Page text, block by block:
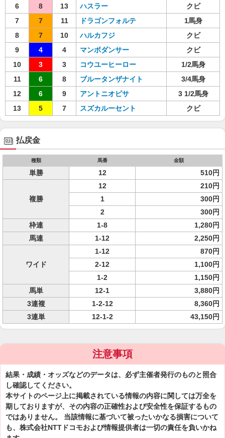
6
8 13 ハスラー
クビ
7
7 11 ドラゴンフォルテ
1馬身
8
7 10 ハルカフジ
クビ
9
4 4 マンボダンサー
クビ
10
3 3 コウユーヒーロー
1/2馬身
11
6 8 ブルータンザナイト
3/4馬身
12
6 9 アントニオピサ
3 1/2馬身
13
5 7 スズカルーセント クビ
払戻金
種類 馬番 金額
単勝 12 510円
複勝
12
210円
1
300円
2
300円
枠連
1-8
1,280円
馬連
1-12 2,250円
ワイド
1-12
870円
2-12
1,100円
1-2
1,150円
馬単
12-1
3,880円
3連複
1-2-12
8,360円
3連単
12-1-2 43,150円
注意事項
結果・成績・オッズなどのデータは、必ず主催者発行のものと照合
し確認してください。
本サイトのページ上に掲載されている情報の内容に関しては万全を
期しておりますが、その内容の正確性および安全性を保証するもの
ではありません。 当該情報に基づいて被ったいかなる損害について
も、株式会社NTTドコモおよび情報提供者は一切の責任を負いかね